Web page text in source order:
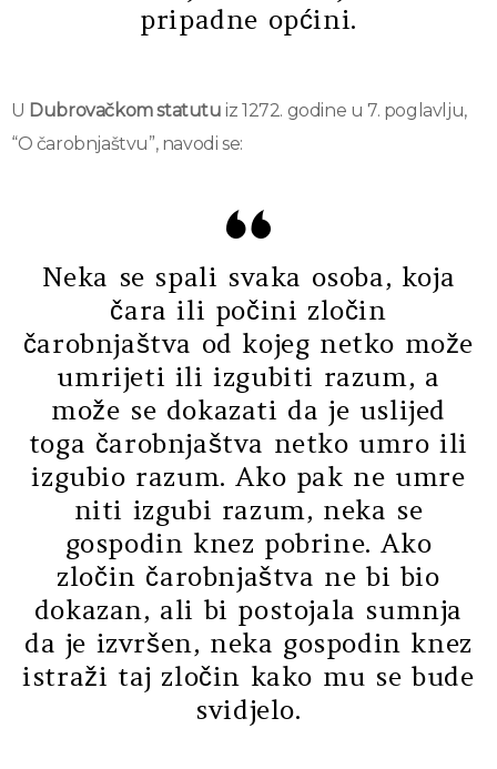
pripadne općini.
U Dubrovačkom statutu iz 1272. godine u 7. poglavlju,
“O čarobnjaštvu”, navodi se:
Neka se spali svaka osoba, koja
čara ili počini zločin
čarobnjaštva od kojeg netko može
umrijeti ili izgubiti razum, a
može se dokazati da je uslijed
toga čarobnjaštva netko umro ili
izgubio razum. Ako pak ne umre
niti izgubi razum, neka se
gospodin knez pobrine. Ako
zločin čarobnjaštva ne bi bio
dokazan, ali bi postojala sumnja
da je izvršen, neka gospodin knez
istraži taj zločin kako mu se bude
svidjelo.